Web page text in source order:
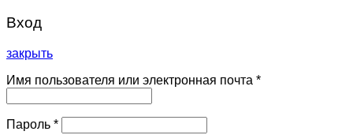
Вход
закрыть
Имя пользователя или электронная почта *
Пароль *